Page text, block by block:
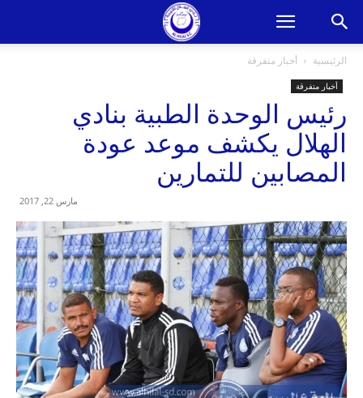
الرئيسية أخبار متفرقة
أخبار متفرقة
رئيس الوحدة الطبية بنادي
الهلال يكشف موعد عودة
المصابين للتمارين
مارس 22, 2017